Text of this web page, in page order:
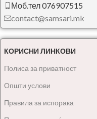
Моб.тел 076907515
contact@samsari.mk
КОРИСНИ ЛИНКОВИ
Полиса за приватност
Општи услови
Правила за испорака